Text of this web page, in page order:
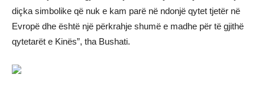
diçka simbolike që nuk e kam parë në ndonjë qytet tjetër në
Evropë dhe është një përkrahje shumë e madhe për të gjithë
qytetarët e Kinës”, tha Bushati.